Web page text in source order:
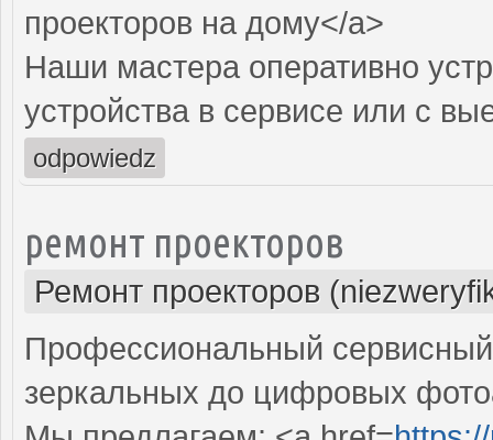
проекторов на дому</a>
Наши мастера оперативно
устройства в сервисе или с
odpowiedz
ремонт проекторов
Ремонт проекторов
Профессиональный
зеркальных до цифровых